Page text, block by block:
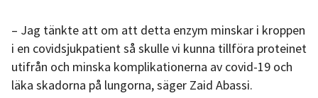
– Jag tänkte att om att detta enzym minskar i kroppen
i en covidsjukpatient så skulle vi kunna tillföra proteinet
utifrån och minska komplikationerna av covid-19 och
läka skadorna på lungorna, säger Zaid Abassi.